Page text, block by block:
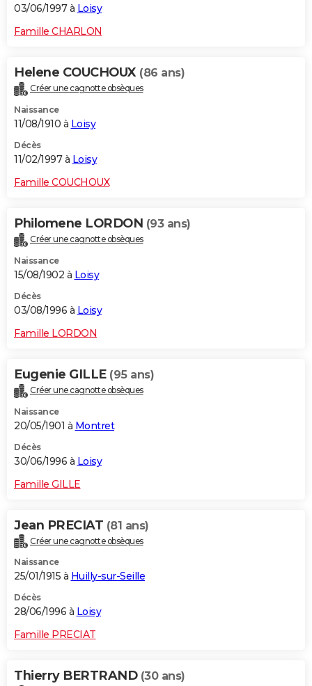
03/06/1997 à Loisy
Famille CHARLON
Helene COUCHOUX (86 ans)
Créer une cagnotte obsèques
Naissance
11/08/1910 à Loisy
Décès
11/02/1997 à Loisy
Famille COUCHOUX
Philomene LORDON (93 ans)
Créer une cagnotte obsèques
Naissance
15/08/1902 à Loisy
Décès
03/08/1996 à Loisy
Famille LORDON
Eugenie GILLE (95 ans)
Créer une cagnotte obsèques
Naissance
20/05/1901 à Montret
Décès
30/06/1996 à Loisy
Famille GILLE
Jean PRECIAT (81 ans)
Créer une cagnotte obsèques
Naissance
25/01/1915 à Huilly-sur-Seille
Décès
28/06/1996 à Loisy
Famille PRECIAT
Thierry BERTRAND (30 ans)